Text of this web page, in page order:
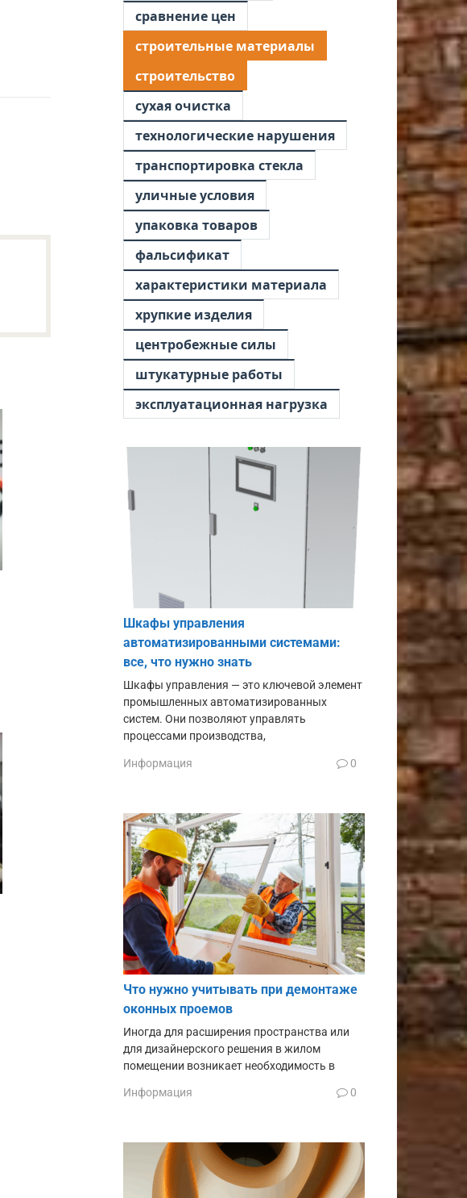
сравнение цен
строительные материалы
строительство
сухая очистка
технологические нарушения
транспортировка стекла
уличные условия
упаковка товаров
фальсификат
характеристики материала
хрупкие изделия
центробежные силы
штукатурные работы
эксплуатационная нагрузка
Шкафы управления
автоматизированными системами:
все, что нужно знать
Шкафы управления — это ключевой элемент
промышленных автоматизированных
систем. Они позволяют управлять
процессами производства,
Информация 0
Что нужно учитывать при демонтаже
оконных проемов
Иногда для расширения пространства или
для дизайнерского решения в жилом
помещении возникает необходимость в
Информация 0